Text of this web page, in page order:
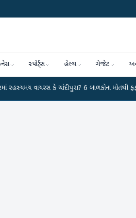
સ્પોર્ટ્સ હેલ્થ ગેજેટ
કે ચાંદીપુરા? 6 બાળકોના મોતથી ફફડાટ ●